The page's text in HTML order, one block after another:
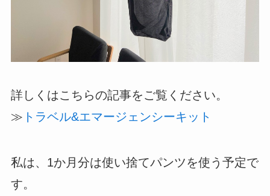
詳しくはこちらの記事をご覧ください。
≫ トラベル&エマージェンシーキット
私は、1か月分は使い捨てパンツを使う予定で
す。